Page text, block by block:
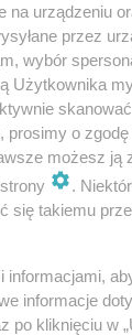
na urządzeniu
przez
wybór
Użytkownika
o
możesz
.
się takiemu
informacjami,
informacje
po kliknięciu w